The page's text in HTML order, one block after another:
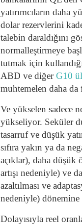
yatırımcıların
dolar rezervlerini
talebin daraldığını
normalleştirmeye
tutmak için
ABD ve diğerG10
muhtemelen daha da
Ve yükselen sadece
yükseliyor. Seküler
tasarruf ve düşük
sıfıra yakın ya da
açıklar), daha düşük
artışı nedeniyle) ve
azaltılması ve
nedeniyle)
Dolayısıyla reel